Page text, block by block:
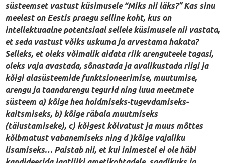
süsteemset vastust küsimusele “Miks nii läks?” Kas sinu
meelest on Eestis praegu selline koht, kus on
intellektuaalne potentsiaal sellele küsimusele nii vastata,
et seda vastust võiks uskuma ja arvestama hakata?
Selleks, et oleks võimalik aidata riik arenguteele tagasi,
oleks vaja avastada, sõnastada ja avalikustada riigi ja
kõigi alasüsteemide funktsioneerimise, muutumise,
arengu ja taandarengu tegurid ning luua meetmete
süsteem a) kõige hea hoidmiseks-tugevdamiseks-
kaitsmiseks, b) kõige räbala muutmiseks
(täiustamiseke), c) kõigest kõlvatust ja muus mõttes
kõlbmatust vabanemiseks ning d )kõige vajaliku
lisamiseks… Paistab nii, et kui inimestel ei ole häbi